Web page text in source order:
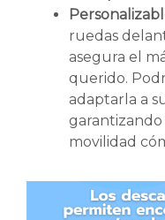
ruedas
asegura el
querido.
adaptarla a
movilidad